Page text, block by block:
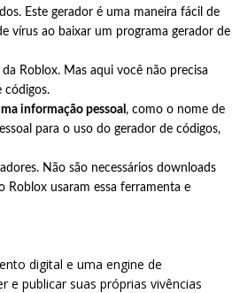
Este gerador é uma maneira fácil de
vírus ao baixar um programa gerador de
Roblox. Mas aqui você não precisa
códigos.
informação pessoal , como o nome de
para o uso do gerador de códigos,
Não são necessários downloads
Roblox usaram essa ferramenta e
digital e uma engine de
e publicar suas próprias vivências